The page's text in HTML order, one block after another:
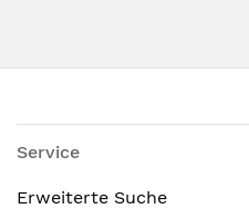
Service
Erweiterte Suche